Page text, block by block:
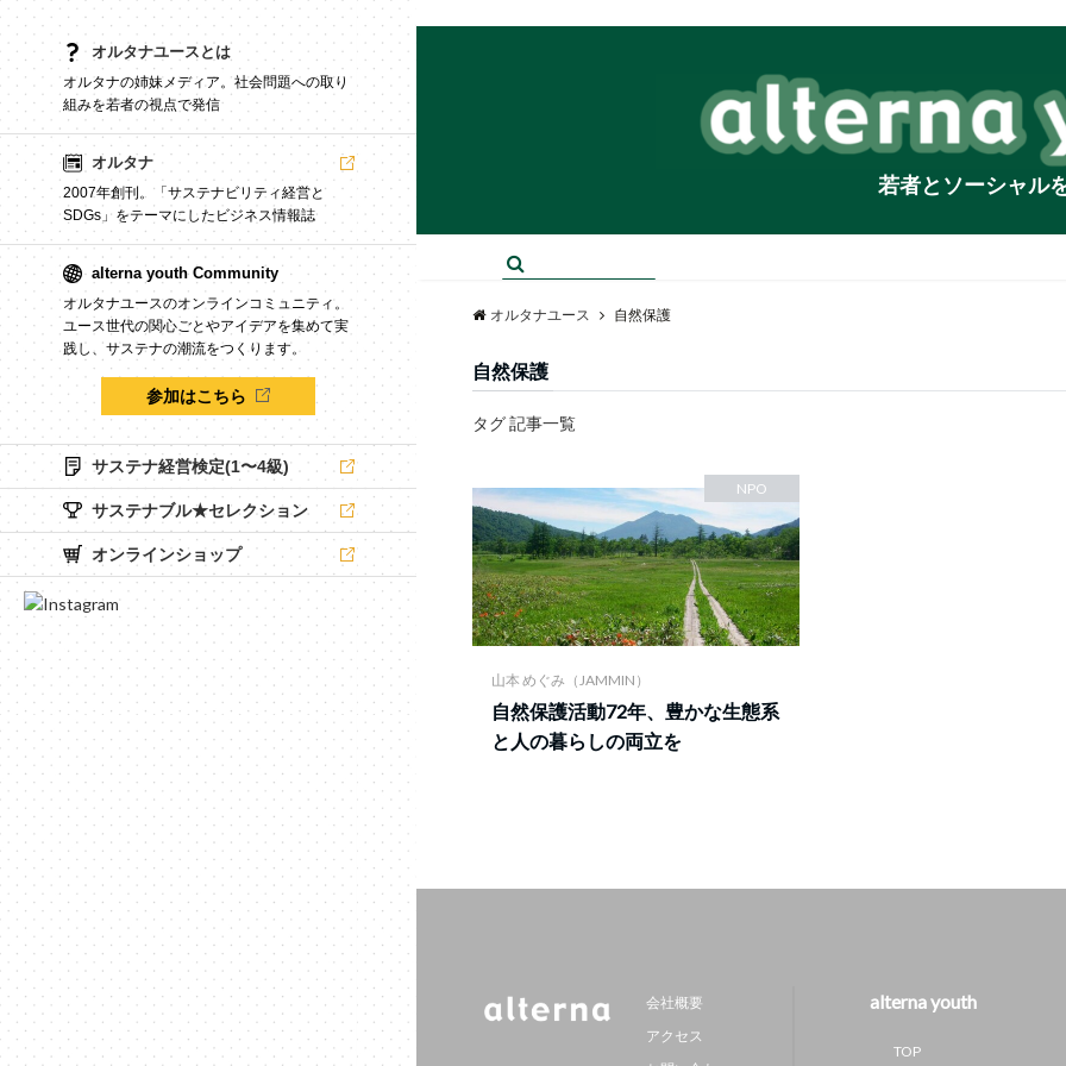
オルタナユースとは
オルタナの姉妹メディア。社会問題への取り
組みを若者の視点で発信
オルタナ
2007年創刊。「サステナビリティ経営と
SDGs」をテーマにしたビジネス情報誌
alterna youth Community
オルタナユースのオンラインコミュニティ。
ユース世代の関心ごとやアイデアを集めて実
践し、サステナの潮流をつくります。
参加はこちら
サステナ経営検定(1〜4級)
サステナブル★セレクション
オンラインショップ
若者とソーシャル
オルタナユース 自然保護
自然保護
タグ 記事一覧
NPO
山本 めぐみ（JAMMIN）
自然保護活動72年、豊かな生態系
と人の暮らしの両立を
会社概要
アクセス
alterna youth
TOP